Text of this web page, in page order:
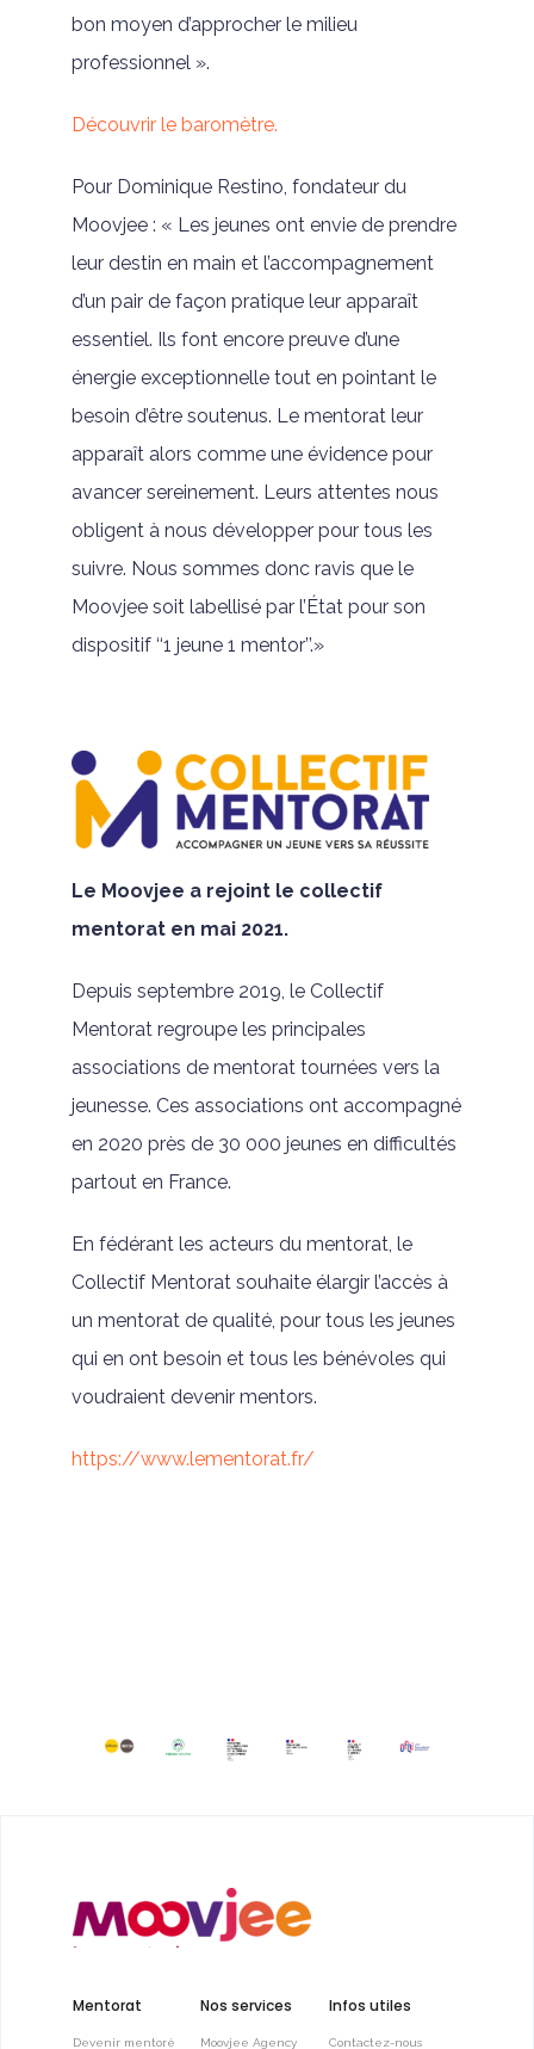
bon moyen d’approcher le milieu
professionnel ».
Découvrir le baromètre.
Pour Dominique Restino, fondateur du
Moovjee : « Les jeunes ont envie de prendre
leur destin en main et l’accompagnement
d’un pair de façon pratique leur apparaît
essentiel. Ils font encore preuve d’une
énergie exceptionnelle tout en pointant le
besoin d’être soutenus. Le mentorat leur
apparaît alors comme une évidence pour
avancer sereinement. Leurs attentes nous
obligent à nous développer pour tous les
suivre. Nous sommes donc ravis que le
Moovjee soit labellisé par l’État pour son
dispositif ‘‘1 jeune 1 mentor’’.»
Le Moovjee a rejoint le collectif
mentorat en mai 2021.
Depuis septembre 2019, le Collectif
Mentorat regroupe les principales
associations de mentorat tournées vers la
jeunesse. Ces associations ont accompagné
en 2020 près de 30 000 jeunes en difficultés
partout en France.
En fédérant les acteurs du mentorat, le
Collectif Mentorat souhaite élargir l’accès à
un mentorat de qualité, pour tous les jeunes
qui en ont besoin et tous les bénévoles qui
voudraient devenir mentors.
https://www.lementorat.fr/
Mentorat
Devenir mentoré
Nos services
Moovjee Agency
Infos utiles
Contactez-nous